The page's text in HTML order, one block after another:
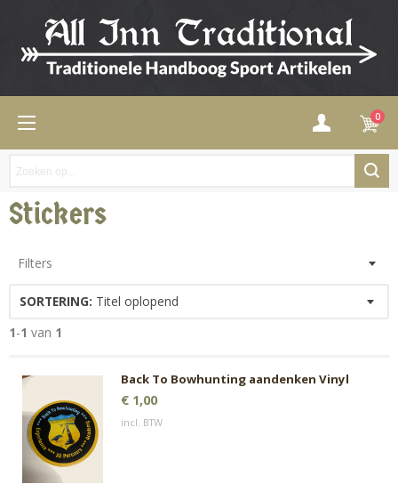
0
Stickers
Filters
SORTERING: Titel oplopend
1-1 van 1
Back To Bowhunting aandenken Vinyl
€ 1,00
incl. BTW